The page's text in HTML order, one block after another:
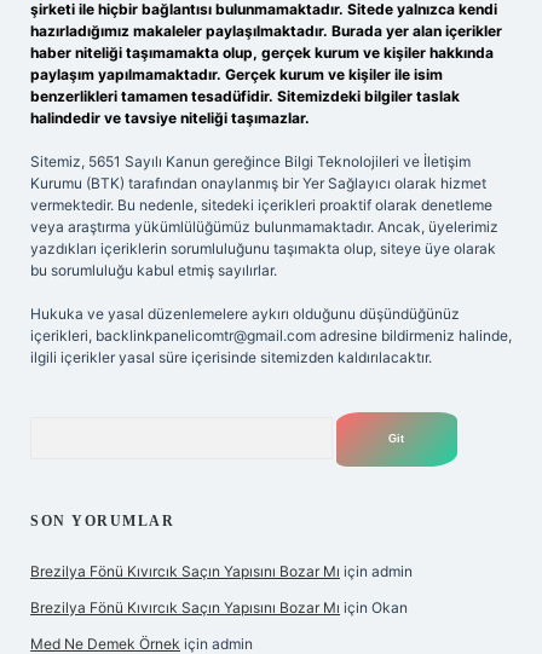
şirketi ile hiçbir bağlantısı bulunmamaktadır. Sitede yalnızca kendi
hazırladığımız makaleler paylaşılmaktadır. Burada yer alan içerikler
haber niteliği taşımamakta olup, gerçek kurum ve kişiler hakkında
paylaşım yapılmamaktadır. Gerçek kurum ve kişiler ile isim
benzerlikleri tamamen tesadüfidir. Sitemizdeki bilgiler taslak
halindedir ve tavsiye niteliği taşımazlar.
Sitemiz, 5651 Sayılı Kanun gereğince Bilgi Teknolojileri ve İletişim
Kurumu (BTK) tarafından onaylanmış bir Yer Sağlayıcı olarak hizmet
vermektedir. Bu nedenle, sitedeki içerikleri proaktif olarak denetleme
veya araştırma yükümlülüğümüz bulunmamaktadır. Ancak, üyelerimiz
yazdıkları içeriklerin sorumluluğunu taşımakta olup, siteye üye olarak
bu sorumluluğu kabul etmiş sayılırlar.
Hukuka ve yasal düzenlemelere aykırı olduğunu düşündüğünüz
içerikleri, backlinkpanelicomtr@gmail.com adresine bildirmeniz halinde,
ilgili içerikler yasal süre içerisinde sitemizden kaldırılacaktır.
SON YORUMLAR
Brezilya Fönü Kıvırcık Saçın Yapısını Bozar Mı için admin
Brezilya Fönü Kıvırcık Saçın Yapısını Bozar Mı için Okan
Med Ne Demek Örnek için admin